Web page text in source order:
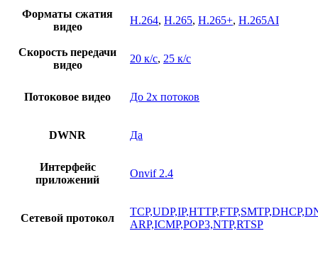
Форматы сжатия
видео
H.264, H.265, H.265+, H.265AI
Скорость передачи
видео
20 к/с, 25 к/с
Потоковое видео До 2х потоков
DWNR Да
Интерфейс
приложений
Onvif 2.4
Сетевой протокол
ARP,ICMP,POP3,NTP,RTSP